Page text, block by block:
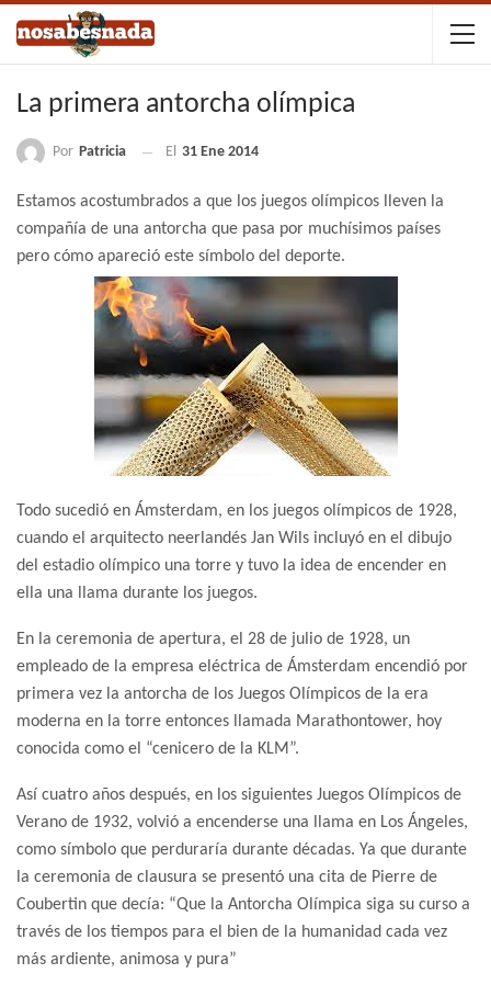
La primera antorcha olímpica
Por Patricia El 31 Ene 2014
Estamos acostumbrados a que los juegos olímpicos lleven la
compañía de una antorcha que pasa por muchísimos países
pero cómo apareció este símbolo del deporte.
Todo sucedió en Ámsterdam, en los juegos olímpicos de 1928,
cuando el arquitecto neerlandés Jan Wils incluyó en el dibujo
del estadio olímpico una torre y tuvo la idea de encender en
ella una llama durante los juegos.
En la ceremonia de apertura, el 28 de julio de 1928, un
empleado de la empresa eléctrica de Ámsterdam encendió por
primera vez la antorcha de los Juegos Olímpicos de la era
moderna en la torre entonces llamada Marathontower, hoy
conocida como el “cenicero de la KLM”.
Así cuatro años después, en los siguientes Juegos Olímpicos de
Verano de 1932, volvió a encenderse una llama en Los Ángeles,
como símbolo que perduraría durante décadas. Ya que durante
la ceremonia de clausura se presentó una cita de Pierre de
Coubertin que decía: “Que la Antorcha Olímpica siga su curso a
través de los tiempos para el bien de la humanidad cada vez
más ardiente, animosa y pura”